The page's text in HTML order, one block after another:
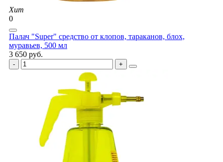
Хит
0
Палач "Super" средство от клопов, тараканов, блох,
муравьев, 500 мл
3 650 руб.